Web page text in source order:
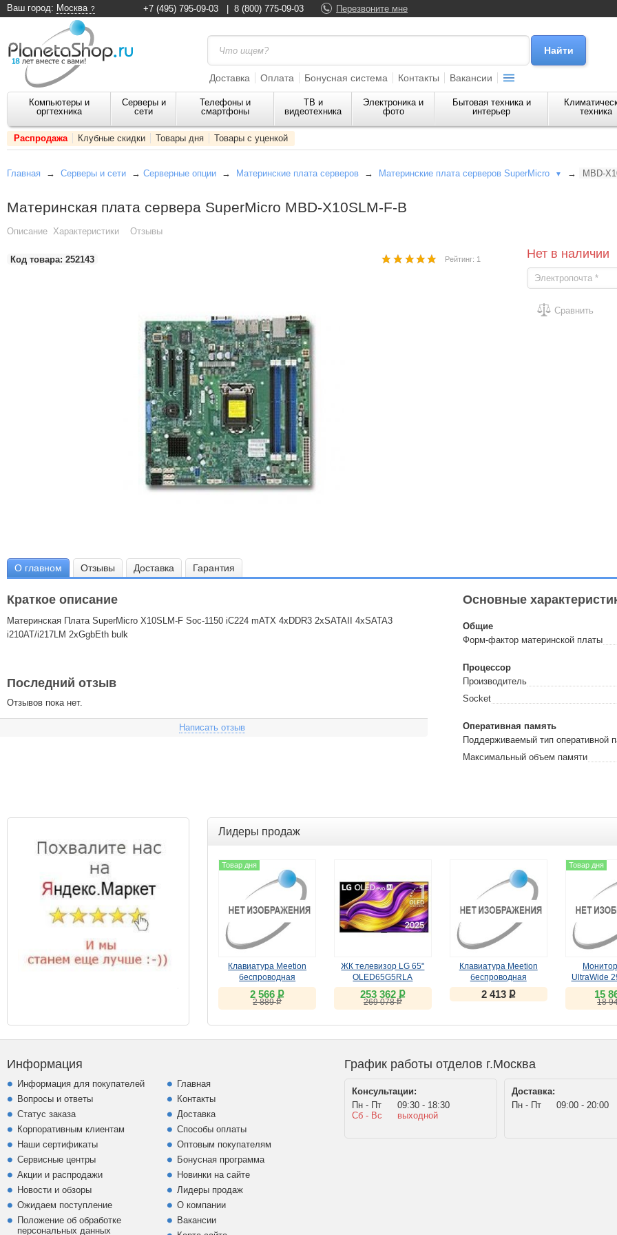
Ваш город: Москва +7 (495) 795-09-03 8 (800) 775-09-03 Перезвоните мне
Доставка Оплата Бонусная система Контакты Вакансии
Компьютеры и
оргтехника
Серверы и
сети
Телефоны и
смартфоны
ТВ и
видеотехника
Электроника и
фото
Бытовая техника и
интерьер
техника
Распродажа Клубные скидки Товары дня Товары с уценкой
Главная → Серверы и сети → Серверные опции → Материнские плата серверов → Материнские плата серверов SuperMicro ▼ → MBD-
Материнская плата сервера SuperMicro MBD-X10SLM-F-B
Описание Характеристики Отзывы
Код товара: 252143 Рейтинг: 1 Нет в наличии
Сравнить
О главном Отзывы Доставка Гарантия
Краткое описание
Материнская Плата SuperMicro X10SLM-F Soc-1150 iC224 mATX 4xDDR3 2xSATAII 4xSATA3
i210AT/i217LM 2хGgbEth bulk
Последний отзыв
Отзывов пока нет.
Написать отзыв
Основные
Общие
Форм-фактор материнской платы
Процессор
Производитель
Socket
Оперативная память
Поддерживаемый тип оперативной
Максимальный объем памяти
Лидеры продаж
Товар дня
Клавиатура Meetion
беспроводная
ножничная K230MW
чёрная
2 566ք
2 889ք
ЖК телевизор LG 65"
OLED65G5RLA
253 362 ք
269 078ք
Клавиатура Meetion
беспроводная
ножничная WK310
чёрная
2 413 ք
Товар дня
UltraWide
(IPS,
15
18
Информация
Информация для покупателей
Вопросы и ответы
Статус заказа
Корпоративным клиентам
Наши сертификаты
Сервисные центры
Акции и распродажи
Новости и обзоры
Ожидаем поступление
Положение об обработке
персональных данных
Главная
Контакты
Доставка
Способы оплаты
Оптовым покупателям
Бонусная программа
Новинки на сайте
Лидеры продаж
О компании
Вакансии
График работы отделов г.Москва
Консультации:
Пн - Пт
09:30 - 18:30
Сб - Вс
выходной
Доставка:
Пн - Пт
09:00 - 20:00